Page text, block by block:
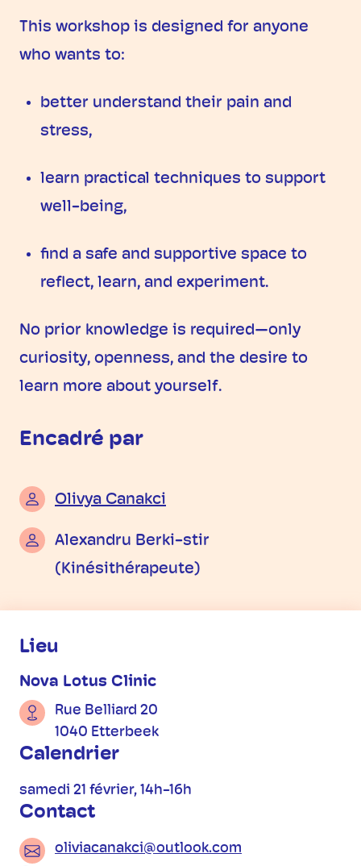
This workshop is designed for anyone
who wants to:
better understand their pain and
stress,
learn practical techniques to support
well-being,
find a safe and supportive space to
reflect, learn, and experiment.
No prior knowledge is required—only
curiosity, openness, and the desire to
learn more about yourself.
Encadré par
Olivya Canakci
Alexandru Berki-stir
(Kinésithérapeute)
Informations pratiques
Lieu
Nova Lotus Clinic
Rue Belliard 20
1040 Etterbeek
Calendrier
samedi 21 février, 14h-16h
Contact
oliviacanakci@outlook.com